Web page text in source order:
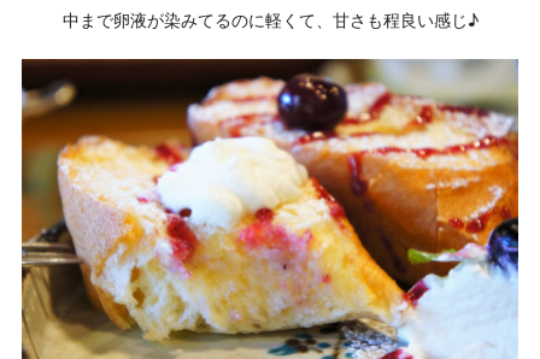
中まで卵液が染みてるのに軽くて、甘さも程良い感じ♪